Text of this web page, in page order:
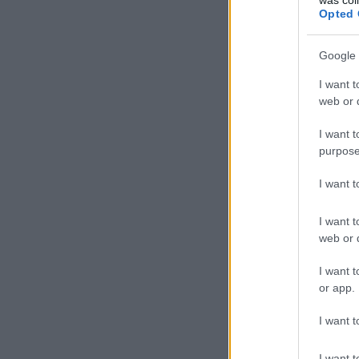
Opted
Google
I want
web or
I want
I want
I want
web or
I want
or app.
I want